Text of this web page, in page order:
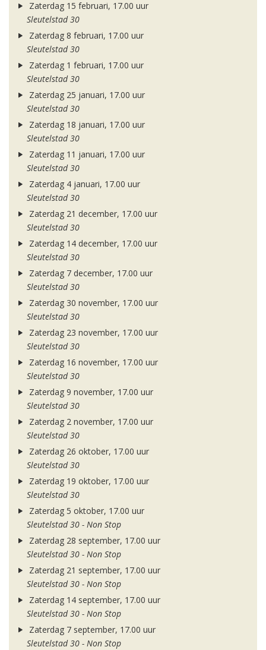
Zaterdag 15 februari, 17.00 uur
Sleutelstad 30
Zaterdag 8 februari, 17.00 uur
Sleutelstad 30
Zaterdag 1 februari, 17.00 uur
Sleutelstad 30
Zaterdag 25 januari, 17.00 uur
Sleutelstad 30
Zaterdag 18 januari, 17.00 uur
Sleutelstad 30
Zaterdag 11 januari, 17.00 uur
Sleutelstad 30
Zaterdag 4 januari, 17.00 uur
Sleutelstad 30
Zaterdag 21 december, 17.00 uur
Sleutelstad 30
Zaterdag 14 december, 17.00 uur
Sleutelstad 30
Zaterdag 7 december, 17.00 uur
Sleutelstad 30
Zaterdag 30 november, 17.00 uur
Sleutelstad 30
Zaterdag 23 november, 17.00 uur
Sleutelstad 30
Zaterdag 16 november, 17.00 uur
Sleutelstad 30
Zaterdag 9 november, 17.00 uur
Sleutelstad 30
Zaterdag 2 november, 17.00 uur
Sleutelstad 30
Zaterdag 26 oktober, 17.00 uur
Sleutelstad 30
Zaterdag 19 oktober, 17.00 uur
Sleutelstad 30
Zaterdag 5 oktober, 17.00 uur
Sleutelstad 30 - Non Stop
Zaterdag 28 september, 17.00 uur
Sleutelstad 30 - Non Stop
Zaterdag 21 september, 17.00 uur
Sleutelstad 30 - Non Stop
Zaterdag 14 september, 17.00 uur
Sleutelstad 30 - Non Stop
Zaterdag 7 september, 17.00 uur
Sleutelstad 30 - Non Stop